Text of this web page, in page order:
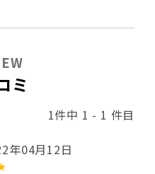
ミ
1件中 1 - 1 件目
年04月12日